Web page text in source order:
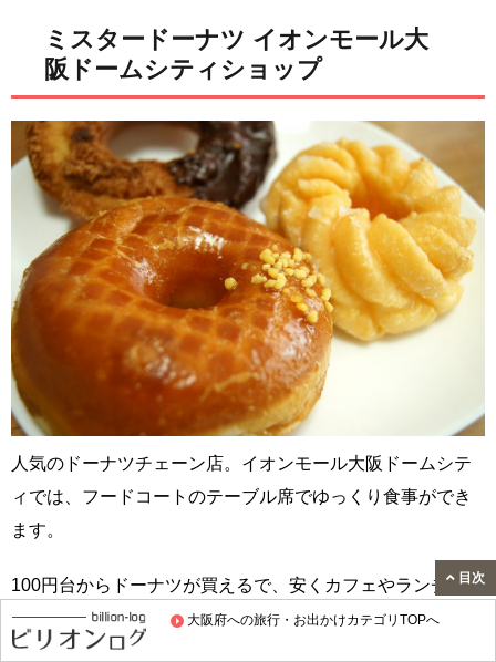
大阪府への旅行・お出かけカテゴリTOPへ
ミスタードーナツ イオンモール大
阪ドームシティショップ
人気のドーナツチェーン店。イオンモール大阪ドームシテ
ィでは、フードコートのテーブル席でゆっくり食事ができ
ます。
100円台からドーナツが買えるで、安くカフェやランチを利
用したい方にぴったりです。
目次